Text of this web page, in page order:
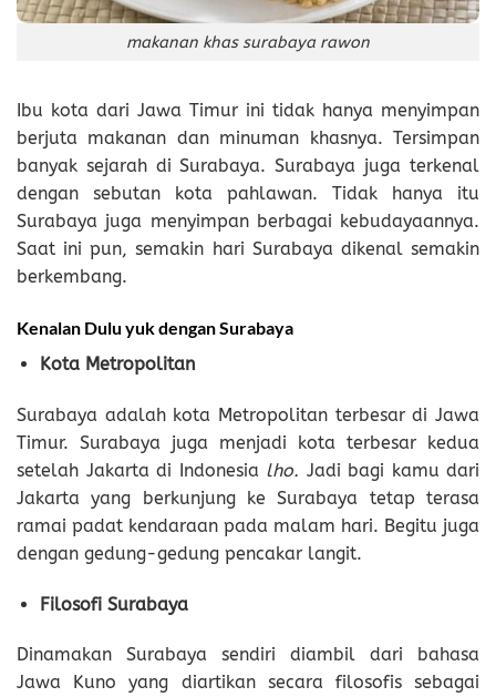
makanan khas surabaya rawon
Ibu kota dari Jawa Timur ini tidak hanya menyimpan
berjuta makanan dan minuman khasnya. Tersimpan
banyak sejarah di Surabaya. Surabaya juga terkenal
dengan sebutan kota pahlawan. Tidak hanya itu
Surabaya juga menyimpan berbagai kebudayaannya.
Saat ini pun, semakin hari Surabaya dikenal semakin
berkembang.
Kenalan Dulu yuk dengan Surabaya
Kota Metropolitan
Surabaya adalah kota Metropolitan terbesar di Jawa
Timur. Surabaya juga menjadi kota terbesar kedua
setelah Jakarta di Indonesia lho. Jadi bagi kamu dari
Jakarta yang berkunjung ke Surabaya tetap terasa
ramai padat kendaraan pada malam hari. Begitu juga
dengan gedung-gedung pencakar langit.
Filosofi Surabaya
Dinamakan Surabaya sendiri diambil dari bahasa
Jawa Kuno yang diartikan secara filosofis sebagai